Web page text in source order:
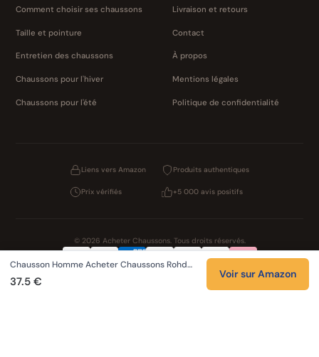
Comment choisir ses chaussons
Taille et pointure
Entretien des chaussons
Chaussons pour l'hiver
Chaussons pour l'été
Livraison et retours
Contact
À propos
Mentions légales
Politique de confidentialité
Liens vers Amazon Produits authentiques
Prix vérifiés +5 000 avis positifs
© 2026 Acheter Chaussons. Tous droits réservés.
ConfidentialitéCGVCookiesMentions légales
Chausson Homme Acheter Chaussons Rohd…
37.5 €
Voir sur Amazon